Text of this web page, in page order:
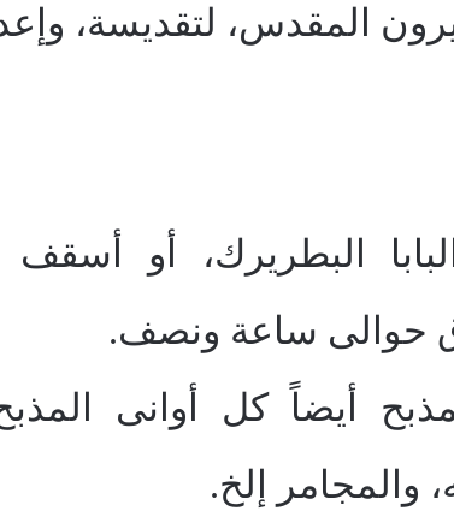
المقدس، لتقديسة،
البطريرك، أو أسقف
حوالى ساعة ونصف.
أيضاً كل أوانى
والمجامر إلخ.